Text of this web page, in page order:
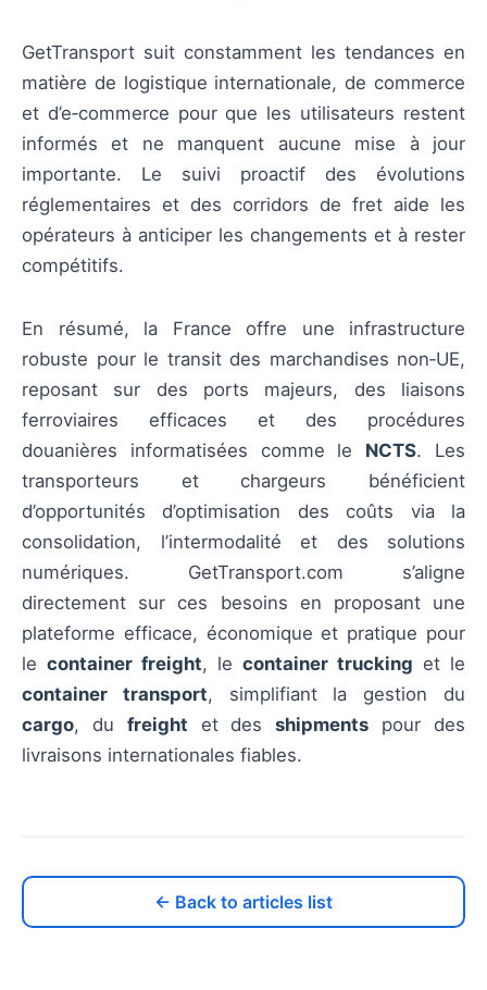
GetTransport suit constamment les tendances en
matière de logistique internationale, de commerce
et d’e‑commerce pour que les utilisateurs restent
informés et ne manquent aucune mise à jour
importante. Le suivi proactif des évolutions
réglementaires et des corridors de fret aide les
opérateurs à anticiper les changements et à rester
compétitifs.
En résumé, la France offre une infrastructure
robuste pour le transit des marchandises non‑UE,
reposant sur des ports majeurs, des liaisons
ferroviaires efficaces et des procédures
douanières informatisées comme le NCTS. Les
transporteurs et chargeurs bénéficient
d’opportunités d’optimisation des coûts via la
consolidation, l’intermodalité et des solutions
numériques. GetTransport.com s’aligne
directement sur ces besoins en proposant une
plateforme efficace, économique et pratique pour
le container freight, le container trucking et le
container transport, simplifiant la gestion du
cargo, du freight et desshipments pour des
livraisons internationales fiables.
← Back to articles list